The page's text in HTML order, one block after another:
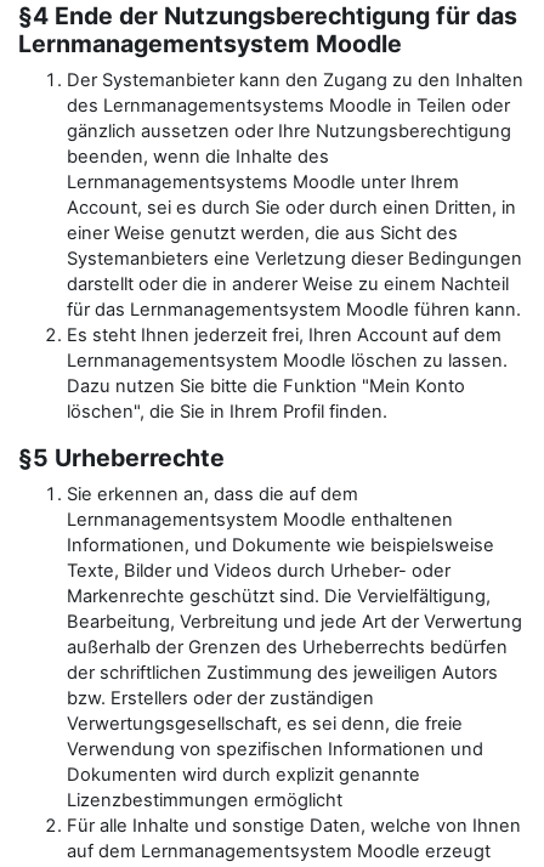
§4 Ende der Nutzungsberechtigung für das
Lernmanagementsystem Moodle
Der Systemanbieter kann den Zugang zu den Inhalten
des Lernmanagementsystems Moodle in Teilen oder
gänzlich aussetzen oder Ihre Nutzungsberechtigung
beenden, wenn die Inhalte des
Lernmanagementsystems Moodle unter Ihrem
Account, sei es durch Sie oder durch einen Dritten, in
einer Weise genutzt werden, die aus Sicht des
Systemanbieters eine Verletzung dieser Bedingungen
darstellt oder die in anderer Weise zu einem Nachteil
für das Lernmanagementsystem Moodle führen kann.
Es steht Ihnen jederzeit frei, Ihren Account auf dem
Lernmanagementsystem Moodle löschen zu lassen.
Dazu nutzen Sie bitte die Funktion "Mein Konto
löschen", die Sie in Ihrem Profil finden.
§5 Urheberrechte
Sie erkennen an, dass die auf dem
Lernmanagementsystem Moodle enthaltenen
Informationen, und Dokumente wie beispielsweise
Texte, Bilder und Videos durch Urheber- oder
Markenrechte geschützt sind. Die Vervielfältigung,
Bearbeitung, Verbreitung und jede Art der Verwertung
außerhalb der Grenzen des Urheberrechts bedürfen
der schriftlichen Zustimmung des jeweiligen Autors
bzw. Erstellers oder der zuständigen
Verwertungsgesellschaft, es sei denn, die freie
Verwendung von spezifischen Informationen und
Dokumenten wird durch explizit genannte
Lizenzbestimmungen ermöglicht
Für alle Inhalte und sonstige Daten, welche von Ihnen
auf dem Lernmanagementsystem Moodle erzeugt